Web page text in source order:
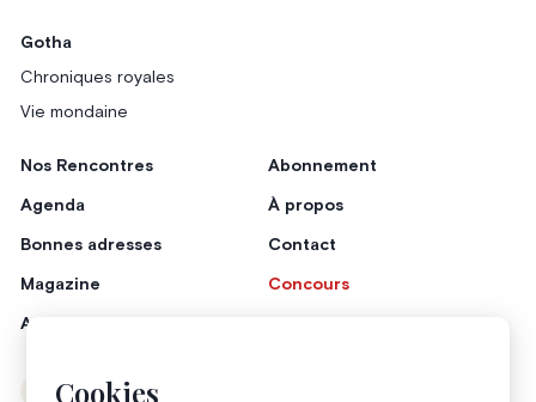
Cookies
Gotha
Chroniques royales
Vie mondaine
Nos Rencontres
Agenda
Bonnes adresses
Magazine
Annonceurs
Abonnement
À propos
Contact
Concours
Instagram